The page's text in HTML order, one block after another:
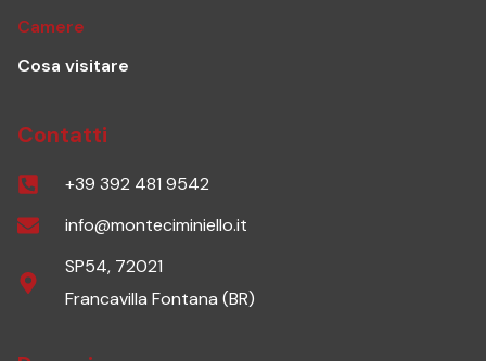
Camere
Cosa visitare
Contatti
+39 392 481 9542
info@monteciminiello.it
SP54, 72021
Francavilla Fontana (BR)